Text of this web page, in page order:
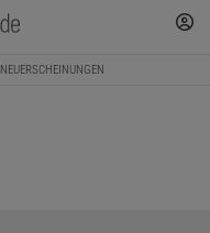
NEUERSCHEINUNGEN